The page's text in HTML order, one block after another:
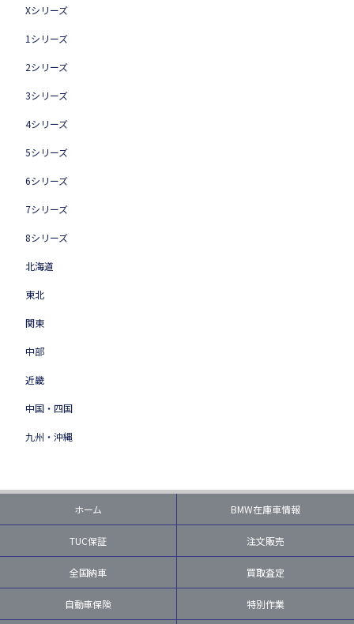
Xシリーズ
1シリーズ
2シリーズ
3シリーズ
4シリーズ
5シリーズ
6シリーズ
7シリーズ
8シリーズ
北海道
東北
関東
中部
近畿
中国・四国
九州・沖縄
ホーム BMW在庫車情報
TUC保証 注文販売
全国納車 買取査定
自動車保険 特別作業